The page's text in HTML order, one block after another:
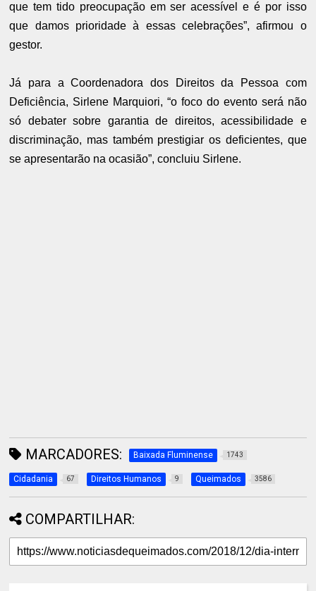
que tem tido preocupação em ser acessível e é por isso
que damos prioridade à essas celebrações”, afirmou o
gestor.
Já para a Coordenadora dos Direitos da Pessoa com
Deficiência, Sirlene Marquiori, “o foco do evento será não
só debater sobre garantia de direitos, acessibilidade e
discriminação, mas também prestigiar os deficientes, que
se apresentarão na ocasião”, concluiu Sirlene.
MARCADORES: Baixada Fluminense 1743
Cidadania 67 Direitos Humanos 9 Queimados 3586
COMPARTILHAR: